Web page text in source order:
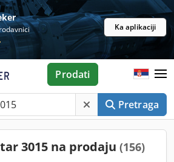
Ka aplikaciji
Pretraga
Prodati
3015 na prodaju (156)